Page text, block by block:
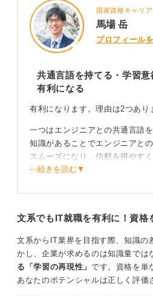
国家資格キャリ
馬場 岳
プロフィール
共通言語を持てる・学習
有利になる
有利になります。理由は2つあり
一つはエンジニアとの共通言語
知識があることでエンジニアと
スムーズになり、信頼を得やすく
IT業界では理系が有利といわれ
知識というよりも論理的に物事
姿勢が理系学生に多いと期待さ
⋯続きを読む▼
文系でもIT就職を有利に！資格
文系からIT業界を目指す際、知識の
かし、企業が求めるのは知識量では
る「学習の再現性」 です。資格を単
あなたのポテンシャルは正しく評価